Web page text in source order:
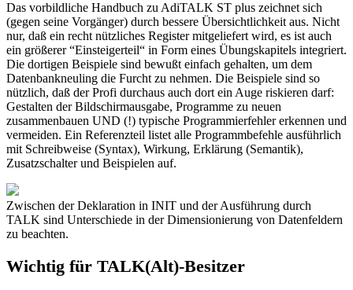
Das vorbildliche Handbuch zu AdiTALK ST plus zeichnet sich
(gegen seine Vorgänger) durch bessere Übersichtlichkeit aus. Nicht
nur, daß ein recht nützliches Register mitgeliefert wird, es ist auch
ein größerer “Einsteigerteil“ in Form eines Übungskapitels integriert.
Die dortigen Beispiele sind bewußt einfach gehalten, um dem
Datenbankneuling die Furcht zu nehmen. Die Beispiele sind so
nützlich, daß der Profi durchaus auch dort ein Auge riskieren darf:
Gestalten der Bildschirmausgabe, Programme zu neuen
zusammenbauen UND (!) typische Programmierfehler erkennen und
vermeiden. Ein Referenzteil listet alle Programmbefehle ausführlich
mit Schreibweise (Syntax), Wirkung, Erklärung (Semantik),
Zusatzschalter und Beispielen auf.
Zwischen der Deklaration in INIT und der Ausführung durch
TALK sind Unterschiede in der Dimensionierung von Datenfeldern
zu beachten.
Wichtig für TALK(Alt)-Besitzer